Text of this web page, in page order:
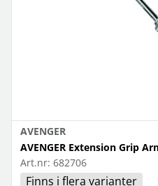
AVENGER
AVENGER Extension Grip
Art.nr: 682706
Finns i flera varianter